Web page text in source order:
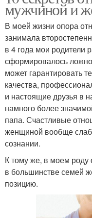
мужчиной и
В моей жизни опора
занимала
в 4 года мои родители
сформировалось
может гарантировать
качества,
и настоящие друзья в
намного более
папа. Счастливые
женщиной вообще
сознании.
К тому же, в моем
в большинстве семей
позицию.